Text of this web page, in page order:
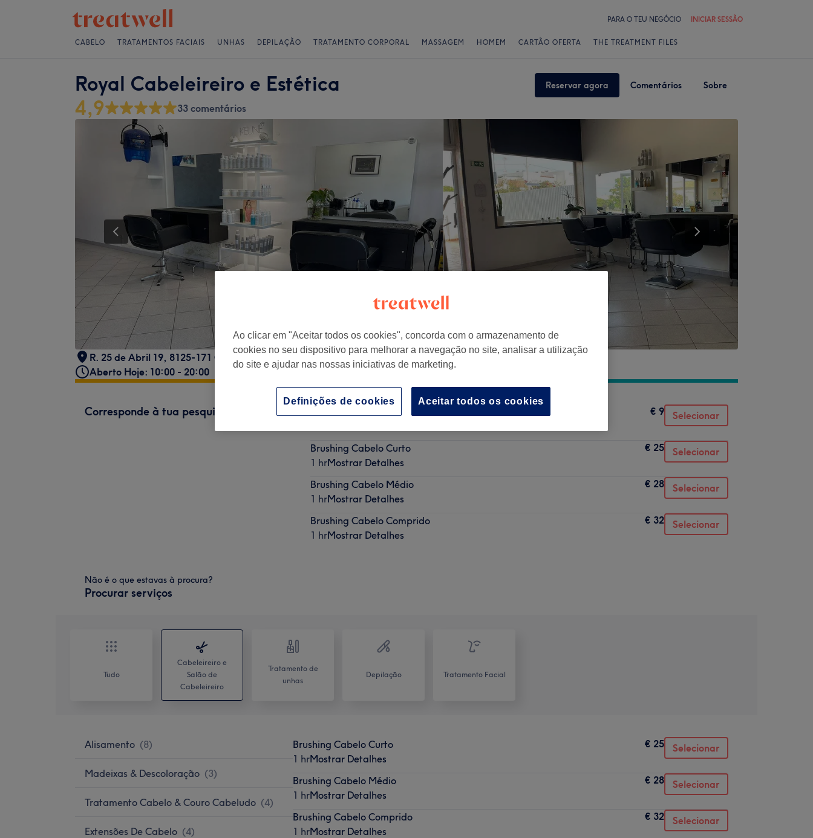
PARA O TEU NEGÓCIO INICIAR SESSÃO
CABELO TRATAMENTOS FACIAIS UNHAS DEPILAÇÃO TRATAMENTO CORPORAL MASSAGEM HOMEM CARTÃO OFERTA THE TREATMENT FILES
Royal Cabeleireiro e Estética Reservar agora Comentários Sobre
4,9 33 comentários
R. 25 de Abril 19, 8125-171 Quarteira, Portugal
Aberto Hoje: 10:00 - 20:00
Corresponde à tua pesquisa € 9 Selecionar
Brushing Cabelo Curto
1 hrMostrar Detalhes
€ 25 Selecionar
Brushing Cabelo Médio
1 hrMostrar Detalhes
€ 28 Selecionar
Brushing Cabelo Comprido
1 hrMostrar Detalhes
€ 32 Selecionar
Não é o que estavas à procura?
Procurar serviços
Tudo
Cabeleireiro e
Salão de
Cabeleireiro
Tratamento de
unhas
Depilação Tratamento Facial
Alisamento (8)
Madeixas & Descoloração (3)
Tratamento Cabelo & Couro Cabeludo (4)
Extensões De Cabelo (4)
Brushing Cabelo Curto
1 hrMostrar Detalhes
€ 25 Selecionar
Brushing Cabelo Médio
1 hrMostrar Detalhes
€ 28 Selecionar
Brushing Cabelo Comprido
1 hrMostrar Detalhes
€ 32 Selecionar
Ao clicar em "Aceitar todos os cookies", concorda com o armazenamento de
cookies no seu dispositivo para melhorar a navegação no site, analisar a utilização
do site e ajudar nas nossas iniciativas de marketing.
Aceitar todos os cookies
Definições de cookies